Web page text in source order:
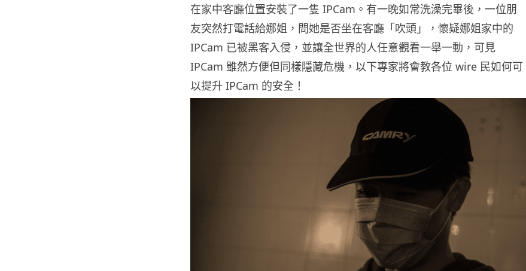
在家中客廳位置安裝了一隻 IPCam。有一晚如常洗澡完畢後，一位朋
友突然打電話給娜姐，問她是否坐在客廳「吹頭」，懷疑娜姐家中的
IPCam 已被黑客入侵，並讓全世界的人任意觀看一舉一動，可見
IPCam 雖然方便但同樣隱藏危機，以下專家將會教各位 wire 民如何可
以提升 IPCam 的安全！